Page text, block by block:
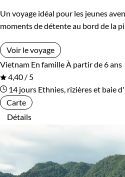
Un voyage idéal pour les jeunes
moments de détente au bord de la
Voir le voyage
Vietnam En familleÀ partir de 6 ans
4,40 / 5
14 jours Ethnies, rizières et baie
Carte
Détails